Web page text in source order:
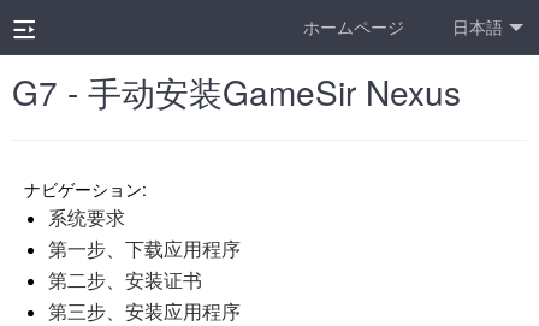
ホームページ 日本語
G7 - 手动安装GameSir Nexus
ナビゲーション:
系统要求
第一步、下载应用程序
第二步、安装证书
第三步、安装应用程序